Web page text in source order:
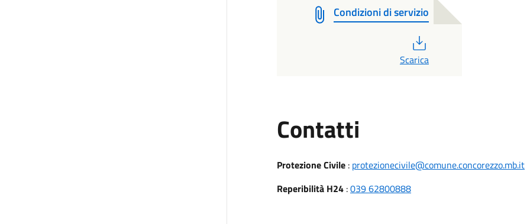
Condizioni di servizio
Scarica
Contatti
Protezione Civile: protezionecivile@comune.concorezzo.mb.it
Reperibilità H24:039 62800888